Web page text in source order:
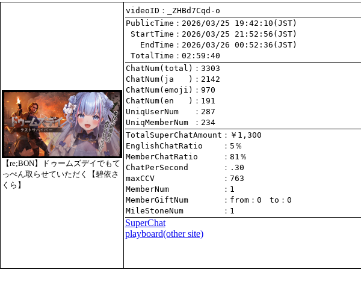
【re;BON】ドゥームズデイでもて
っぺん取らせていただく【碧依さ
くら】
videoID：_ZHBd7Cqd-o
PublicTime
StartTime
   EndTime
TotalTime ：02:59:40
ChatNum(total)
ChatNum(ja   )
ChatNum(emoji)
ChatNum(en   )
UniqUserNum
：287
UniqMemberNum
：234
TotalSuperChatAmount
EnglishChatRatio
MemberChatRatio
ChatPerSecond
maxCCV
：763
MemberNum
：1
MemberGiftNum
： from ：0 to ：0
MileStoneNum
：1
SuperChat
playboard(other site)